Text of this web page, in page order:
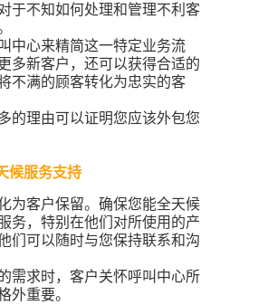
于不知如何处理和管理不利客
中心来精简这一特定业务流
多新客户，还可以获得合适的
不满的顾客转化为忠实的客
的理由可以证明您应该外包您
候服务支持
为客户保留。确保您能全天候
务，特别在他们对所使用的产
们可以随时与您保持联系和沟
需求时，客户关怀呼叫中心所
外重要。